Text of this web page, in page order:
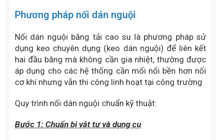
Phương pháp nối dán nguội
Nối dán nguội băng tải cao su là phương pháp sử
dụng keo chuyên dụng (keo dán nguội) để liên kết
hai đầu băng mà không cần gia nhiệt, thường được
áp dụng cho các hệ thống cần mối nối bền hơn nối
cơ khí nhưng vẫn thi công linh hoạt tại công trường
Quy trình nối dán nguội chuẩn kỹ thuật:
Bước 1: Chuẩn bị vật tư và dụng cụ